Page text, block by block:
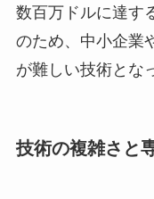
数百万ドルに達す
のため、中小企業
が難しい技術とな
技術の複雑さと